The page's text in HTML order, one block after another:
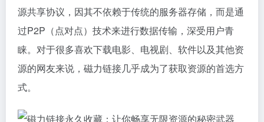
源共享协议，因其不依赖于传统的服务器存储，而是通
过P2P（点对点）技术来进行数据传输，深受用户青
睐。对于很多喜欢下载电影、电视剧、软件以及其他资
源的网友来说， 磁力链接几乎成为了获取资源的首选方
式。